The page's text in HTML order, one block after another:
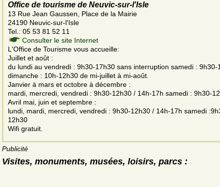
Office de tourisme de Neuvic-sur-l'Isle
13 Rue Jean Gaussen, Place de la Mairie
24190 Neuvic-sur-l'Isle
Tel.: 05 53 81 52 11
Consulter le site Internet
L'Office de Tourisme vous accueille:
Juillet et août :
du lundi au vendredi : 9h30-17h30 sans interruption samedi : 9h30-
dimanche : 10h-12h30 de mi-juillet à mi-août.
Janvier à mars et octobre à décembre :
mardi, mercredi, vendredi : 9h30-12h30 / 14h-17h samedi : 9h30-
Avril mai, juin et septembre :
lundi, mardi, mercredi, vendredi : 9h30-12h30 / 14h-17h samedi
12h30
Wifi gratuit.
Publicité
Visites, monuments, musées, loisirs, parcs :